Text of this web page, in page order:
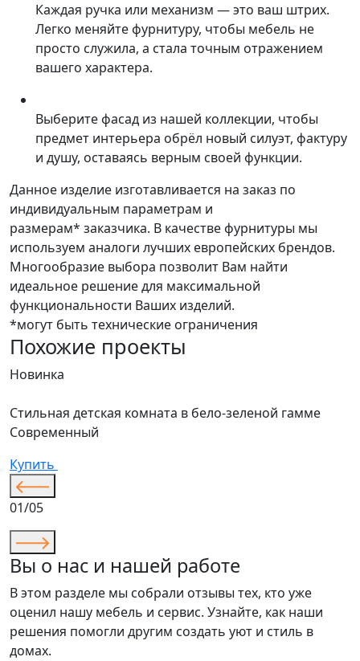
Каждая ручка или механизм — это ваш штрих.
Легко меняйте фурнитуру, чтобы мебель не
просто служила, а стала точным отражением
вашего характера.
Выберите фасад из нашей коллекции, чтобы
предмет интерьера обрёл новый силуэт, фактуру
и душу, оставаясь верным своей функции.
Данное изделие изготавливается на заказ по
индивидуальным параметрам и
размерам* заказчика. В качестве фурнитуры мы
используем аналоги лучших европейских брендов.
Многообразие выбора позволит Вам найти
идеальное решение для максимальной
функциональности Ваших изделий.
*могут быть технические ограничения
Похожие проекты
Новинка
Стильная детская комната в бело-зеленой гамме
Современный
Купить
01/05
Вы о нас и нашей работе
В этом разделе мы собрали отзывы тех, кто уже
оценил нашу мебель и сервис. Узнайте, как наши
решения помогли другим создать уют и стиль в
домах.